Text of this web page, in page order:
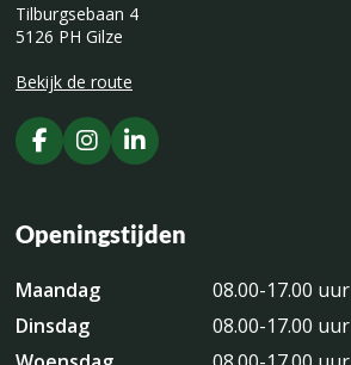
Tilburgsebaan 4
5126 PH Gilze
Bekijk de route
Openingstijden
Maandag
08.00-17.00 uur
Dinsdag
08.00-17.00 uur